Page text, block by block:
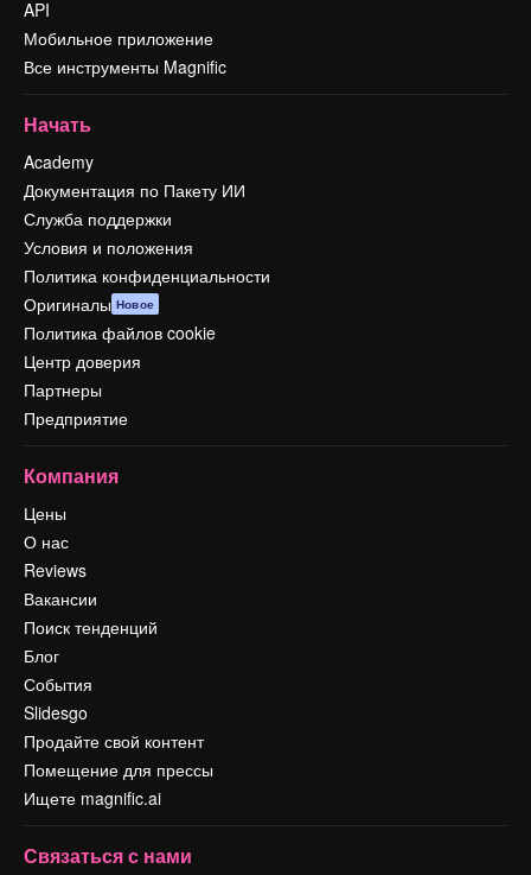
API
Мобильное приложение
Все инструменты Magnific
Начать
Academy
Документация по Пакету ИИ
Служба поддержки
Условия и положения
Политика конфиденциальности
Оригиналы Новое
Политика файлов cookie
Центр доверия
Партнеры
Предприятие
Компания
Цены
О нас
Reviews
Вакансии
Поиск тенденций
Блог
События
Slidesgo
Продайте свой контент
Помещение для прессы
Ищете magnific.ai
Связаться с нами